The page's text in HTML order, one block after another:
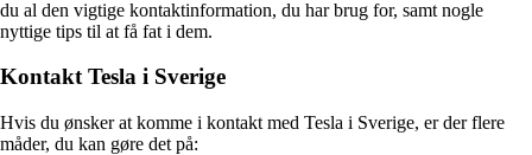
du al den vigtige kontaktinformation, du har brug for, samt nogle
nyttige tips til at få fat i dem.
Kontakt Tesla i Sverige
Hvis du ønsker at komme i kontakt med Tesla i Sverige, er der flere
måder, du kan gøre det på: